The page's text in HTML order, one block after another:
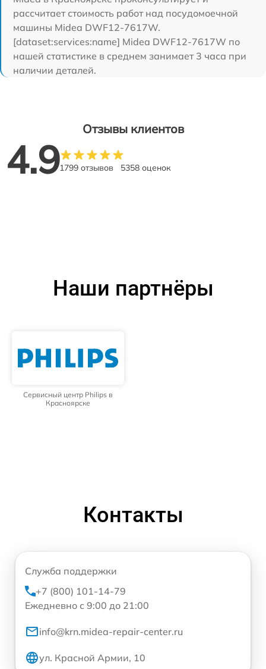
рассчитает стоимость работ над посудомоечной
машины Midea DWF12-7617W.
[dataset:services:name] Midea DWF12-7617W по
нашей статистике в среднем занимает 3 часа при
наличии деталей.
Отзывы клиентов
4.91799 отзывов 5358 оценок
Наши партнёры
Сервисный центр Philips в
Красноярске
Контакты
Служба поддержки
+7 (800) 101-14-79
Ежедневно с 9:00 до 21:00
info@krn.midea-repair-center.ru
ул. Красной Армии, 10